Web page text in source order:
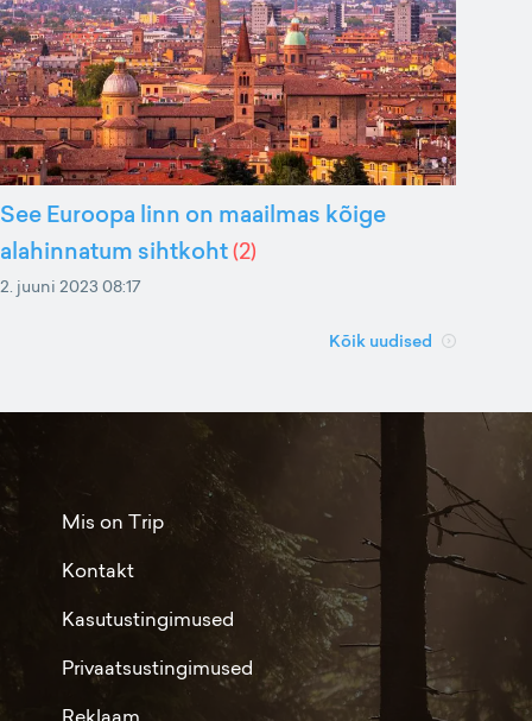
See Euroopa linn on maailmas kõige
alahinnatum sihtkoht(2)
2. juuni 2023 08:17
Kõik uudised
Mis on Trip
Kontakt
Kasutustingimused
Privaatsustingimused